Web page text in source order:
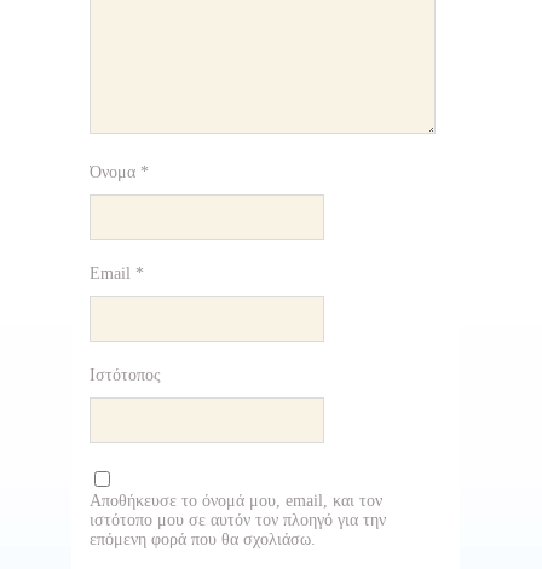
Όνομα *
Email *
Ιστότοπος
Αποθήκευσε το όνομά μου, email, και τον
ιστότοπο μου σε αυτόν τον πλοηγό για την
επόμενη φορά που θα σχολιάσω.